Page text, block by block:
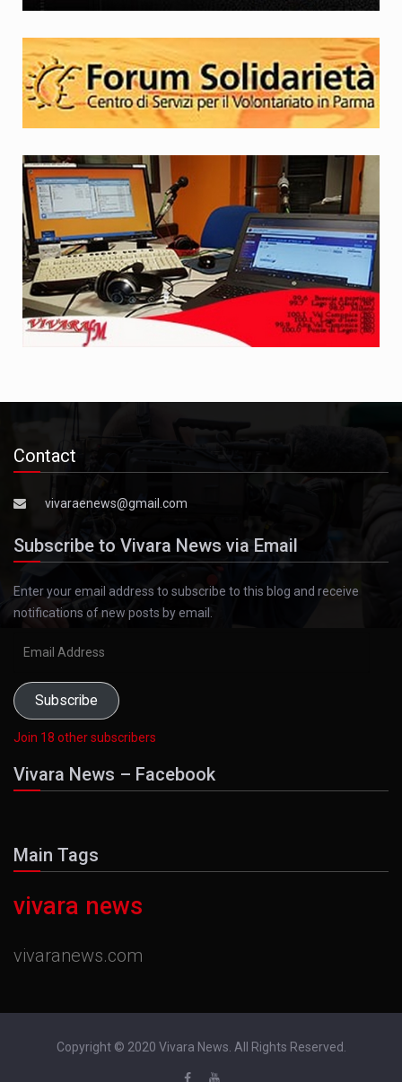
Contact
vivaraenews@gmail.com
Subscribe to Vivara News via Email
Enter your email address to subscribe to this blog and receive
notifications of new posts by email.
Subscribe
Join 18 other subscribers
Vivara News – Facebook
Main Tags
vivara news
vivaranews.com
Copyright © 2020 Vivara News. All Rights Reserved.